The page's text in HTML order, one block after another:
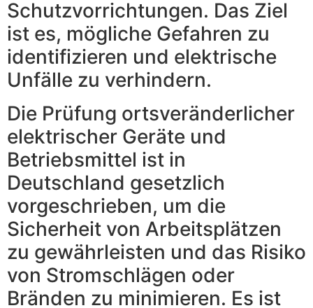
Schutzvorrichtungen. Das Ziel
ist es, mögliche Gefahren zu
identifizieren und elektrische
Unfälle zu verhindern.
Die Prüfung ortsveränderlicher
elektrischer Geräte und
Betriebsmittel ist in
Deutschland gesetzlich
vorgeschrieben, um die
Sicherheit von Arbeitsplätzen
zu gewährleisten und das Risiko
von Stromschlägen oder
Bränden zu minimieren. Es ist